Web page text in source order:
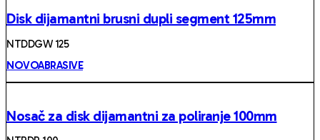
Disk dijamantni brusni dupli segment 125mm
NTDDGW 125
NOVOABRASIVE
Nosač za disk dijamantni za poliranje 100mm